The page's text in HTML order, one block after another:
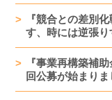
『競合との差別
す、時には逆張り
『事業再構築補
回公募が始まりま